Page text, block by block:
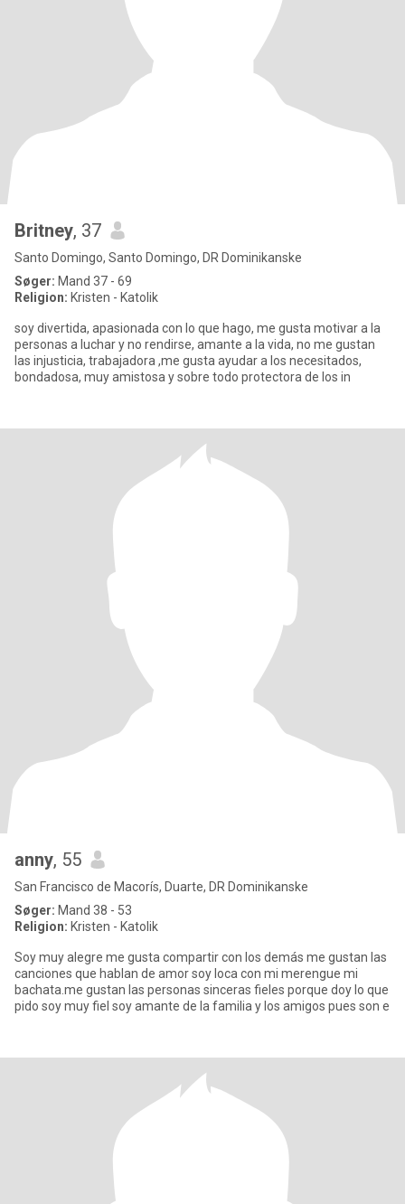
Britney, 37
Santo Domingo, Santo Domingo, DR Dominikanske
Søger: Mand 37 - 69
Religion: Kristen - Katolik
soy divertida, apasionada con lo que hago, me gusta motivar a la
personas a luchar y no rendirse, amante a la vida, no me gustan
las injusticia, trabajadora ,me gusta ayudar a los necesitados,
bondadosa, muy amistosa y sobre todo protectora de los in
anny, 55
San Francisco de Macorís, Duarte, DR Dominikanske
Søger: Mand 38 - 53
Religion: Kristen - Katolik
Soy muy alegre me gusta compartir con los demás me gustan las
canciones que hablan de amor soy loca con mi merengue mi
bachata.me gustan las personas sinceras fieles porque doy lo que
pido soy muy fiel soy amante de la familia y los amigos pues son e